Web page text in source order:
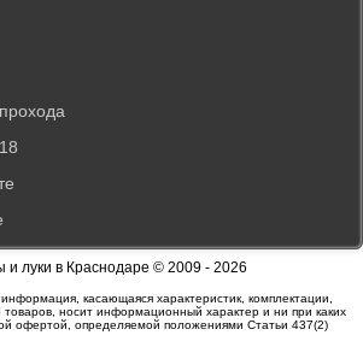
и луки в Краснодаре © 2009 - 2026
касающаяся характеристик, комплектации,
товаров, носит информационный характер и ни при каких
офертой, определяемой положениями Статьи 437(2)